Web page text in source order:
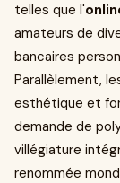
telles que l'
amateurs de
bancaires
Parallèlement,
esthétique et
demande de
villégiature
renommée